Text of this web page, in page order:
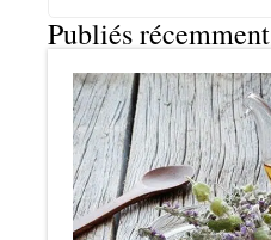
Publiés récemment